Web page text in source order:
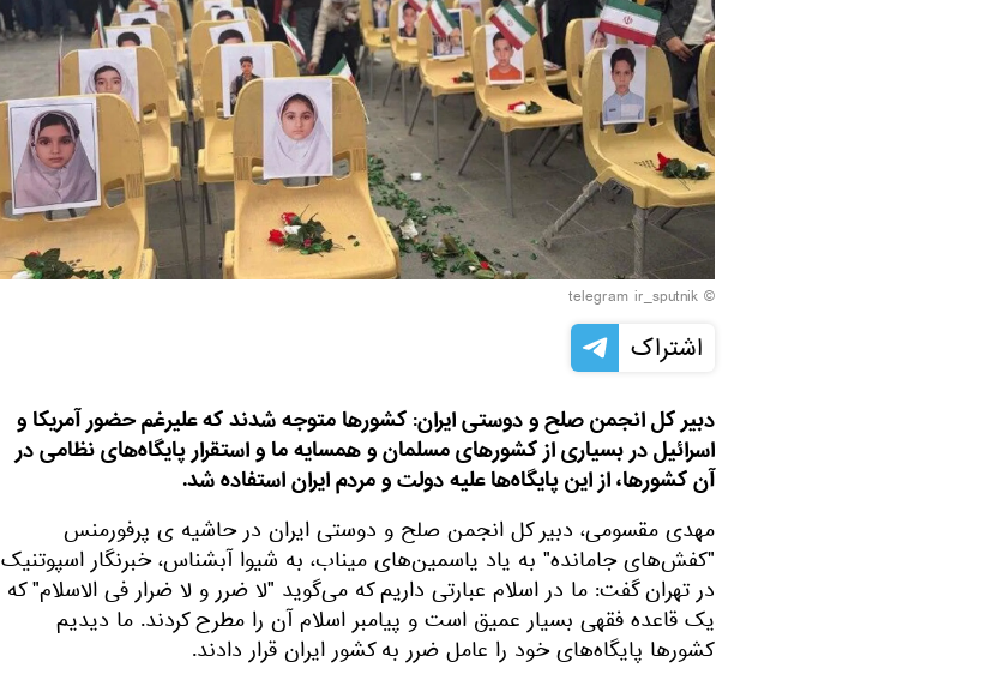
© telegram ir_sputnik
اشتراک
دبیر کل انجمن صلح و دوستی ایران: کشورها متوجه شدند که علیرغم حضور آمریکا و
اسرائیل در بسیاری از کشورهای مسلمان و همسایه ما و استقرار پایگاه‌های نظامی در
آن کشورها، از این پایگاه‌ها علیه دولت و مردم ایران استفاده شد.
مهدی مقسومی، دبیر کل انجمن صلح و دوستی ایران در حاشیه ی پرفورمنس
"کفش‌های جامانده" به یاد یاسمین‌های میناب، به شیوا آبشناس، خبرنگار اسپوتنیک
در تهران گفت: ما در اسلام عبارتی داریم که می‌گوید "لا ضرر و لا ضرار فی الاسلام" که
یک قاعده فقهی بسیار عمیق است و پیامبر اسلام آن را مطرح کردند. ما دیدیم
کشورها پایگاه‌های خود را عامل ضرر به کشور ایران قرار دادند.